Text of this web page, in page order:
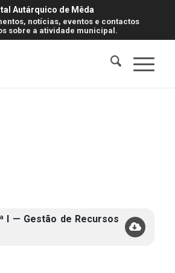
Autárquico de Mêda
notícias, eventos e contactos
sobre a atividade municipal.
I — Gestão de Recursos